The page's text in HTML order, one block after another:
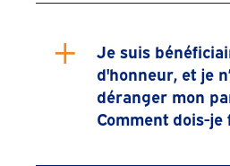
+
Je suis
d'honneur, et je
déranger mon
Comment dois-je